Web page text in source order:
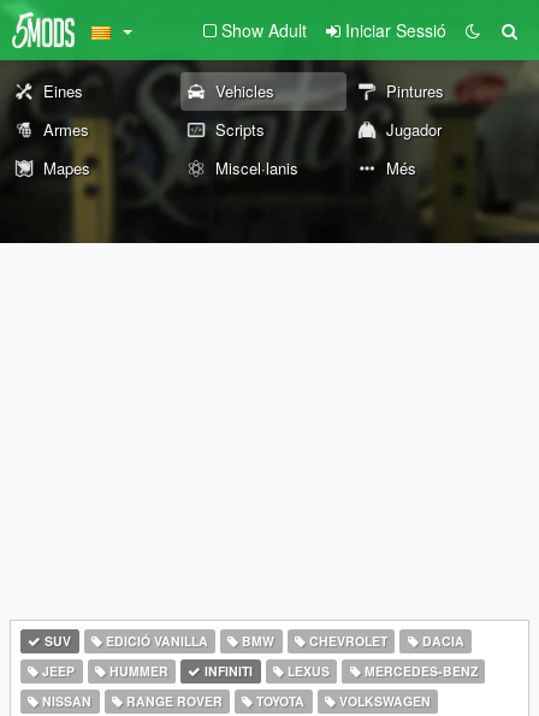
Show Adult Iniciar Sessió
Eines Vehicles
Pintures
Armes
Scripts
Jugador
Mapes
Miscel·lanis Més
SUV EDICIÓ VANILLA BMW CHEVROLET
DACIA
JEEP
HUMMER INFINITI LEXUS
MERCEDES-BENZ
NISSAN
RANGE ROVER TOYOTA VOLKSWAGEN